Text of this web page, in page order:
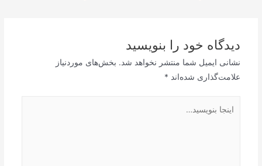
دیدگاه‌ خود را بنویسید
نشانی ایمیل شما منتشر نخواهد شد. بخش‌های موردنیاز
علامت‌گذاری شده‌اند *
بنویسید…